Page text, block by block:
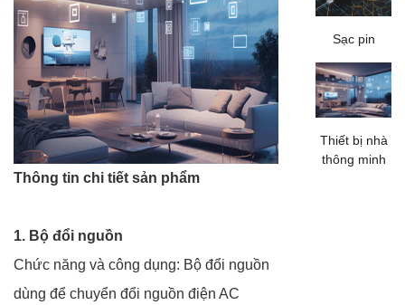
Thông tin chi tiết sản phẩm
1. Bộ đổi nguồn
Chức năng và công dụng: Bộ đổi nguồn
dùng để chuyển đổi nguồn điện AC
Sạc pin
Thiết bị nhà
thông minh